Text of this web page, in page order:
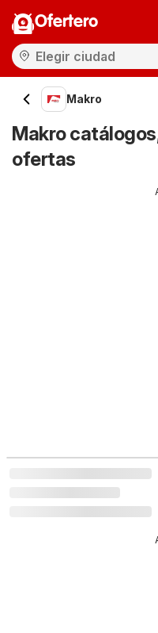
Ofertero
Makro
Makro
ofertas